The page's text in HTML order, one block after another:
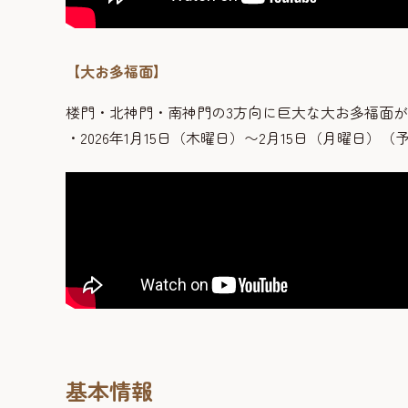
【大お多福面】
楼門・北神門・南神門の3方向に巨大な大お多福面が
・2026年1月15日（木曜日）〜2月15日（月曜日）（予
基本情報